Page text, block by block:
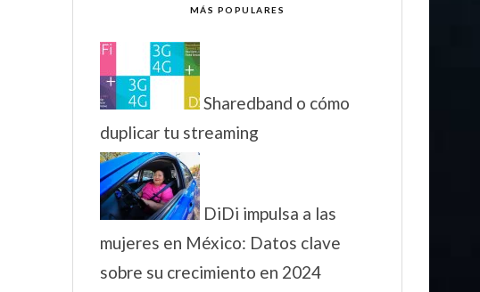
MÁS POPULARES
Sharedband o cómo
duplicar tu streaming
DiDi impulsa a las
mujeres en México: Datos clave
sobre su crecimiento en 2024